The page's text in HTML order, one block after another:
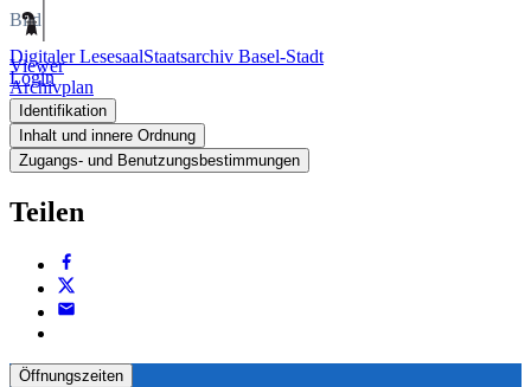
Digitaler LesesaalStaatsarchiv Basel-Stadt
Login
Bild
Viewer
Archivplan
Identifikation
Inhalt und innere Ordnung
Zugangs- und Benutzungsbestimmungen
Teilen
Öffnungszeiten